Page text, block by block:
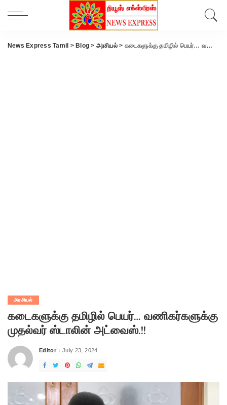
News Express Tamil > Blog > அரசியல்> கடைகளுக்கு தமிழில் பெயர்… வணிகர்களுக்கு முதல்வர் ஸ்டாலின் அட்வைஸ்.!!
அரசியல்
கடைகளுக்கு தமிழில் பெயர்… வணிகர்களுக்கு
முதல்வர் ஸ்டாலின் அட்வைஸ்.!!
Posted
Editor July 23, 2024